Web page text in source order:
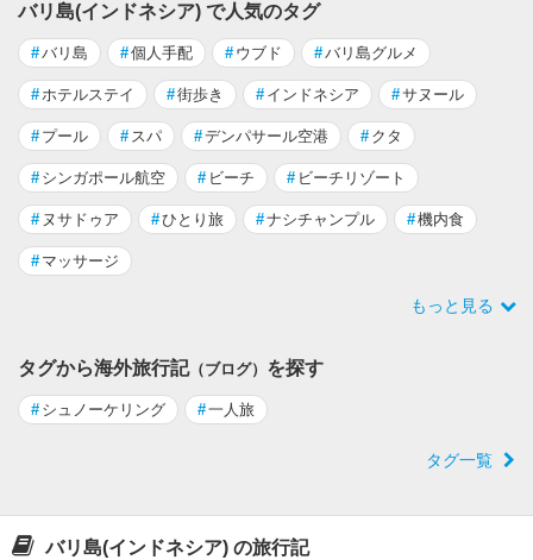
バリ島(インドネシア) で人気のタグ
#バリ島 #個人手配 # ウブド #バリ島グルメ
#ホテルステイ #街歩き # インドネシア #サヌール
# プール # スパ #デンパサール空港 # クタ
# シンガポール航空 # ビーチ # ビーチリゾート
# ヌサドゥア #ひとり旅 #ナシチャンプル #機内食
# マッサージ
もっと見る
タグから海外旅行記（ブログ） を探す
# シュノーケリング #一人旅
タグ一覧
バリ島(インドネシア) の旅行記